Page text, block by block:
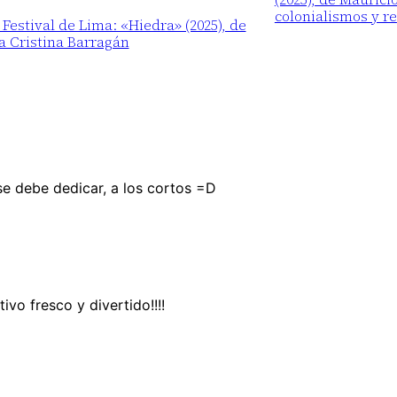
Festival de Lima: «Hiedra» (2025), de
Cristina Barragán
colonialismos y
debe dedicar, a los cortos =D
fresco y divertido!!!!